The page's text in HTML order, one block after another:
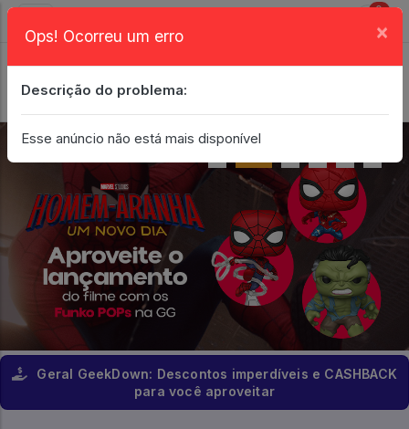
0
Geral GeekDown: Descontos imperdíveis e CASHBACK
para você aproveitar
Ops! Ocorreu um erro ×
Descrição do problema:
Esse anúncio não está mais disponível